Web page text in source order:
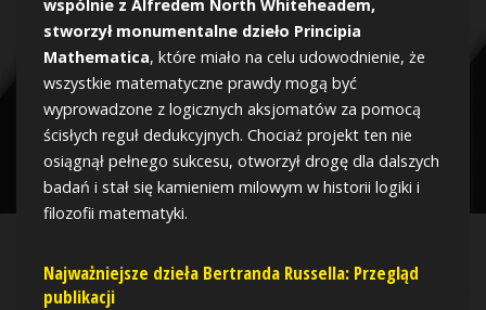
wspólnie z Alfredem North Whiteheadem,
stworzył monumentalne dzieło Principia
Mathematica, które miało na celu udowodnienie, że
wszystkie matematyczne prawdy mogą być
wyprowadzone z logicznych aksjomatów za pomocą
ścisłych reguł dedukcyjnych. Chociaż projekt ten nie
osiągnął pełnego sukcesu, otworzył drogę dla dalszych
badań i stał się kamieniem milowym w historii logiki i
filozofii matematyki.
Najważniejsze dzieła Bertranda Russella: Przegląd
publikacji